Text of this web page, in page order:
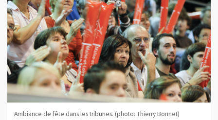
Ambiance de fête dans les tribunes. (photo: Thierry Bonnet)